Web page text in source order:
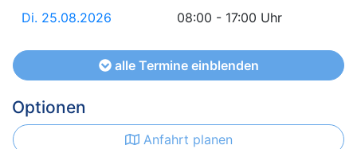
Di. 25.08.2026 08:00 - 17:00 Uhr
alle Termine einblenden
Optionen
Anfahrt planen